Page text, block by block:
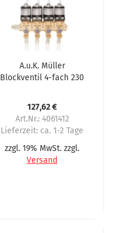
A.u.K. Müller
Blockventil 4-fach 230
vormontiert
127,62 €
Art.Nr.: 4061412
Lieferzeit: ca. 1-2 Tage
zzgl. 19% MwSt. zzgl.
Versand